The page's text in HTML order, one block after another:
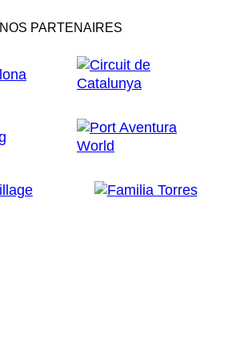
NOS PARTENAIRES